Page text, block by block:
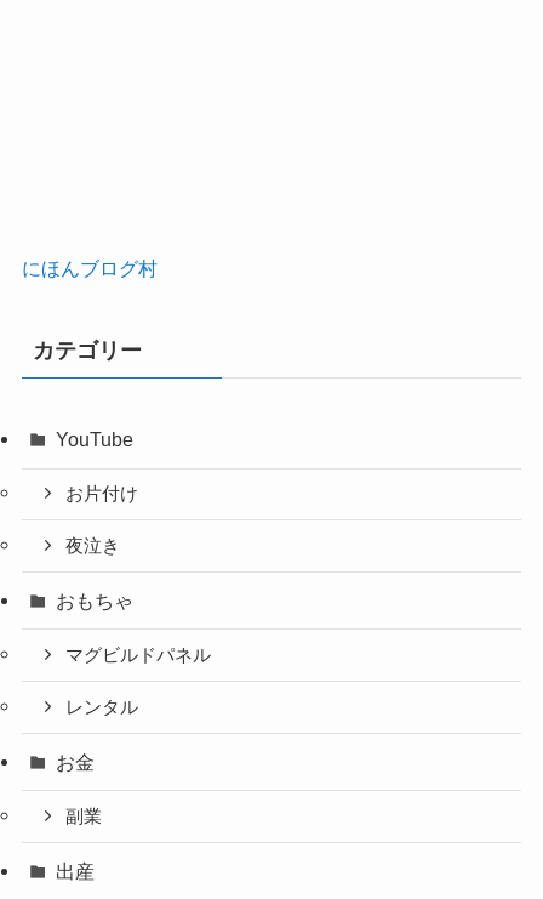
にほんブログ村
カテゴリー
YouTube
お片付け
夜泣き
おもちゃ
マグビルドパネル
レンタル
お金
副業
出産